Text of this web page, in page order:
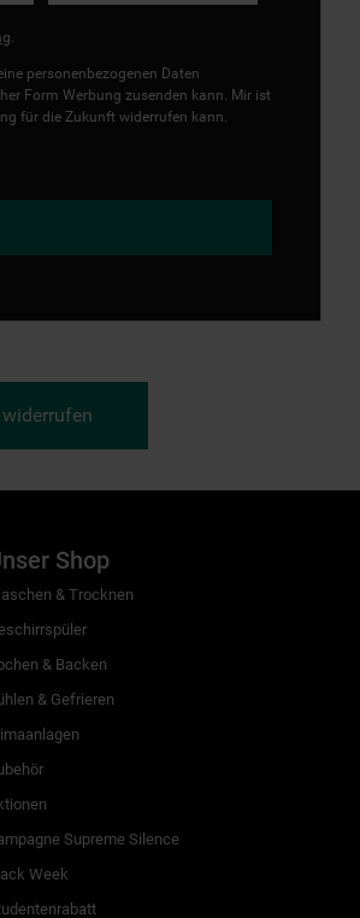
personenbezogenen Daten
Form Werbung zusenden kann. Mir ist
für die Zukunft widerrufen kann.
Shop
& Trocknen
& Backen
& Gefrieren
Supreme Silence
Week